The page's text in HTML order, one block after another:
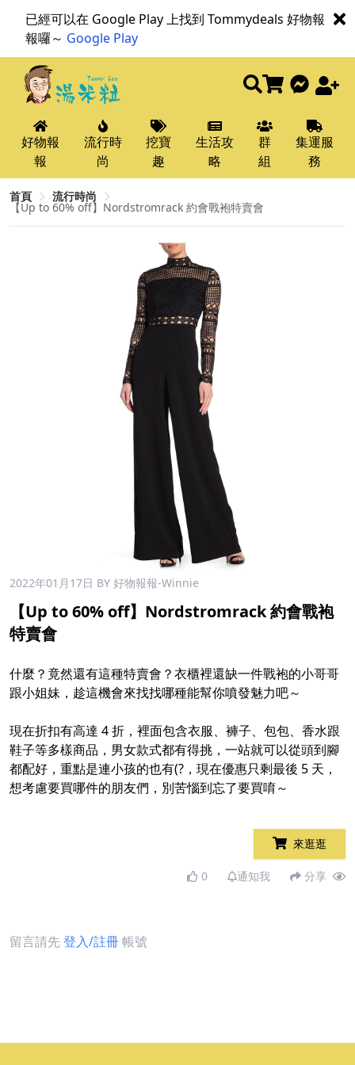
已經可以在 Google Play 上找到 Tommydeals 好物報
報囉～ Google Play
好物報
報
流行時
尚
挖寶
趣
生活攻
略
群
組
集運服
務
首頁 流行時尚
【Up to 60% off】Nordstromrack 約會戰袍特賣會
2022年01月17日 BY 好物報報-Winnie
【Up to 60% off】Nordstromrack 約會戰袍
特賣會
什麼？竟然還有這種特賣會？衣櫃裡還缺一件戰袍的小哥哥
跟小姐妹，趁這機會來找找哪種能幫你噴發魅力吧～
現在折扣有高達 4 折，裡面包含衣服、褲子、包包、香水跟
鞋子等多樣商品，男女款式都有得挑，一站就可以從頭到腳
都配好，重點是連小孩的也有(?，現在優惠只剩最後 5 天，
想考慮要買哪件的朋友們，別苦惱到忘了要買唷～
來逛逛
0 通知我 分享
留言請先登入/註冊帳號